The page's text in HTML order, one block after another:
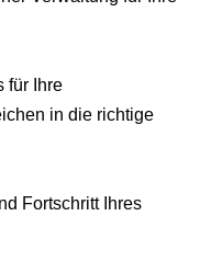
für Ihre
in die richtige
Fortschritt Ihres